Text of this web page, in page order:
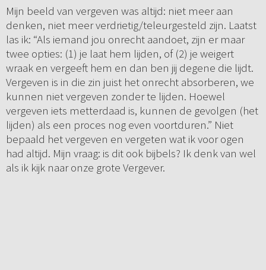
Mijn beeld van vergeven was altijd: niet meer aan
denken, niet meer verdrietig/teleurgesteld zijn. Laatst
las ik: “Als iemand jou onrecht aandoet, zijn er maar
twee opties: (1) je laat hem lijden, of (2) je weigert
wraak en vergeeft hem en dan ben jij degene die lijdt.
Vergeven is in die zin juist het onrecht absorberen, we
kunnen niet vergeven zonder te lijden. Hoewel
vergeven iets metterdaad is, kunnen de gevolgen (het
lijden) als een proces nog even voortduren.” Niet
bepaald het vergeven en vergeten wat ik voor ogen
had altijd. Mijn vraag: is dit ook bijbels? Ik denk van wel
als ik kijk naar onze grote Vergever.